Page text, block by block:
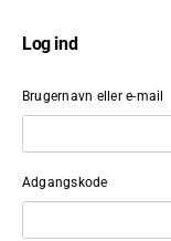
Log ind
Brugernavn eller e-mail
Adgangskode